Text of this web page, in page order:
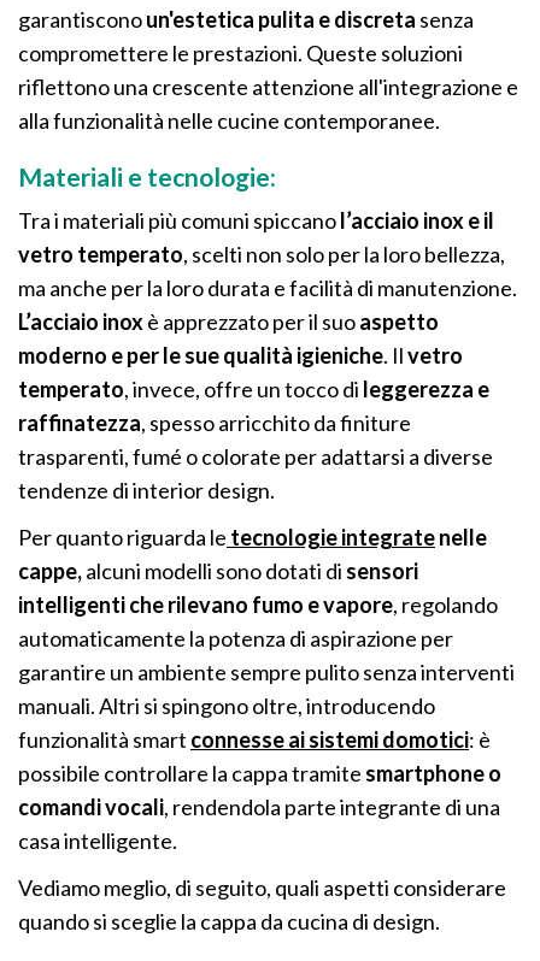
garantisconoun'estetica pulita e discreta senza
compromettere le prestazioni. Queste soluzioni
riflettono una crescente attenzione all'integrazione e
alla funzionalità nelle cucine contemporanee.
Materiali e tecnologie:
Tra i materiali più comuni spiccanol’acciaio inox e il
vetro temperato, scelti non solo per la loro bellezza,
ma anche per la loro durata e facilità di manutenzione.
L’acciaio inoxè apprezzato per il suoaspetto
moderno e per le sue qualità igieniche. Ilvetro
temperato, invece, offre un tocco di leggerezza e
raffinatezza, spesso arricchito da finiture
trasparenti, fumé o colorate per adattarsi a diverse
tendenze di interior design.
Per quanto riguarda le tecnologie integratenelle
cappe,alcuni modelli sono dotati di sensori
intelligenti che rilevano fumo e vapore, regolando
automaticamente la potenza di aspirazione per
garantire un ambiente sempre pulito senza interventi
manuali. Altri si spingono oltre, introducendo
funzionalità smart connesse ai sistemi domotici: è
possibile controllare la cappa tramite smartphone o
comandi vocali, rendendola parte integrante di una
casa intelligente.
Vediamo meglio, di seguito, quali aspetti considerare
quando si sceglie la cappa da cucina di design.